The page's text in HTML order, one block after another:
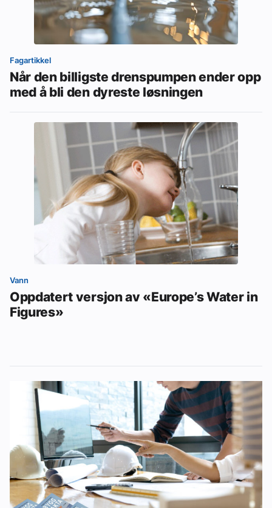
Fagartikkel
Når den billigste drenspumpen ender opp
med å bli den dyreste løsningen
Vann
Oppdatert versjon av «Europe’s Water in
Figures»